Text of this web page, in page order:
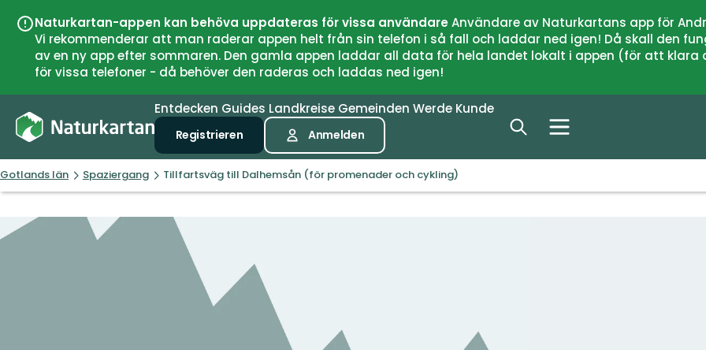
Naturkartan-appen kan behöva uppdateras för vissa användareAnvändare av Naturkartans app för
Vi rekommenderar att man raderar appen helt från sin telefon i så fall och laddar ned igen! Då skall den
av en ny app efter sommaren. Den gamla appen laddar all data för hela landet lokalt i appen (för att
för vissa telefoner - då behöver den raderas och laddas ned igen!
Entdecken Guides Landkreise Gemeinden Werde Kunde
Registrieren Anmelden
Gotlands län Spaziergang Tillfartsväg till Dalhemsån (för promenader och cykling)